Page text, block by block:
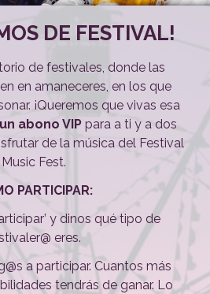
DE FESTIVAL!
de festivales, donde las
en amaneceres, en los que
¡Queremos que vivas esa
abono VIP para a ti y a dos
de la música del Festival
Music Fest.
PARTICIPAR:
y dinos qué tipo de
eres.
a participar. Cuantos más
tendrás de ganar. Lo